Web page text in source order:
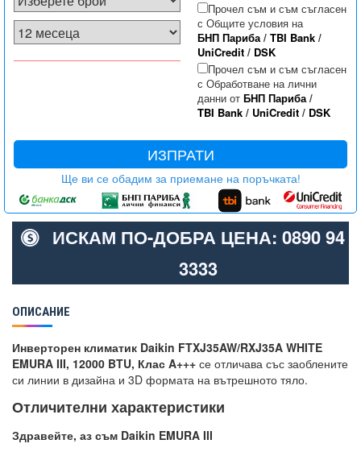
Прочел съм и съм съгласен
с Общите условия на
БНП Париба/ TBI Bank/
UniCredit/ DSK
Прочел съм и съм съгласен
с Обработване на лични
данни от БНП Париба/
TBI Bank/ UniCredit/ DSK
ИЗПРАТИ
Ще ви се обадим за приемане на поръчката!
ИСКАМ ПО-ДОБРА ЦЕНА: 0890 94
3333
ОПИСАНИЕ
Инверторен климатик Daikin FTXJ35AW/RXJ35A WHITE
EMURA III, 12000 BTU, Клас A+++ се отличава със заоблените
си линии в дизайна и 3D формата на вътрешното тяло.
Отличителни характеристики
Здравейте, аз съм Daikin EMURA III